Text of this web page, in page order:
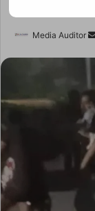
Media Auditor